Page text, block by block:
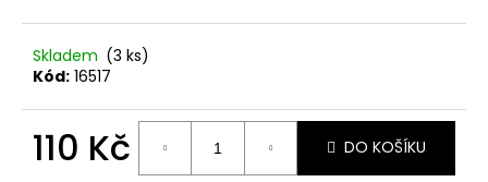
Skladem (3 ks)
Kód: 16517
110 Kč DO KOŠÍKU
o
u
č
u